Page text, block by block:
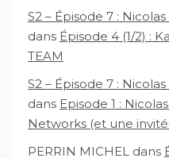
S2 – Épisode 7 :
dans Épisode 4 (1/2) :
TEAM
S2 – Épisode 7 :
dans Episode 1 :
Networks (et une
PERRIN MICHEL dans